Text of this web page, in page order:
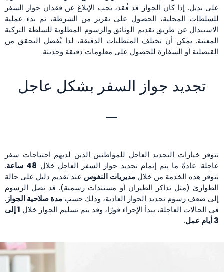
على بديل. إذا كان الجواز قد فُقد، يجب الإبلاغ عن فقدان جواز السفر
للسلطات المحلية، الحصول على تقرير من الشرطة، ثم بدء عملية
الاستبدال عن طريق تقديم الوثائق والرسوم المطلوبة للسلطة التركية
المعنية. يمكن أن تختلف المتطلبات الدقيقة، لذا يُفضل التحقق من
القنصلية أو السفارة للحصول على معلومات دقيقة وحديثة.
تجديد جواز السفر بشكل عاجل
تتوفر خيارات التجديد العاجل للمواطنين الذين لديهم احتياجات سفر
عاجلة. عادةً ما يتم إتمام تجديد جواز السفر العاجل خلال 48 ساعة
.
تتوفر هذه الخدمة من خلالمديريات النفوس عند تقديم دليل على حالة
الطوارئ (مثل تذاكر الطيران أو مستندات رسمية). قد تصل الرسوم
إلى ضعف رسوم تجديد الجواز العادية، وذلك حسب مدة صلاحية الجواز .
في الحالات العاجلة، يبدأ الإجراء فورًا، وقد يتم تسليم الجواز خلال
1 إلى
3 أيام عمل
.